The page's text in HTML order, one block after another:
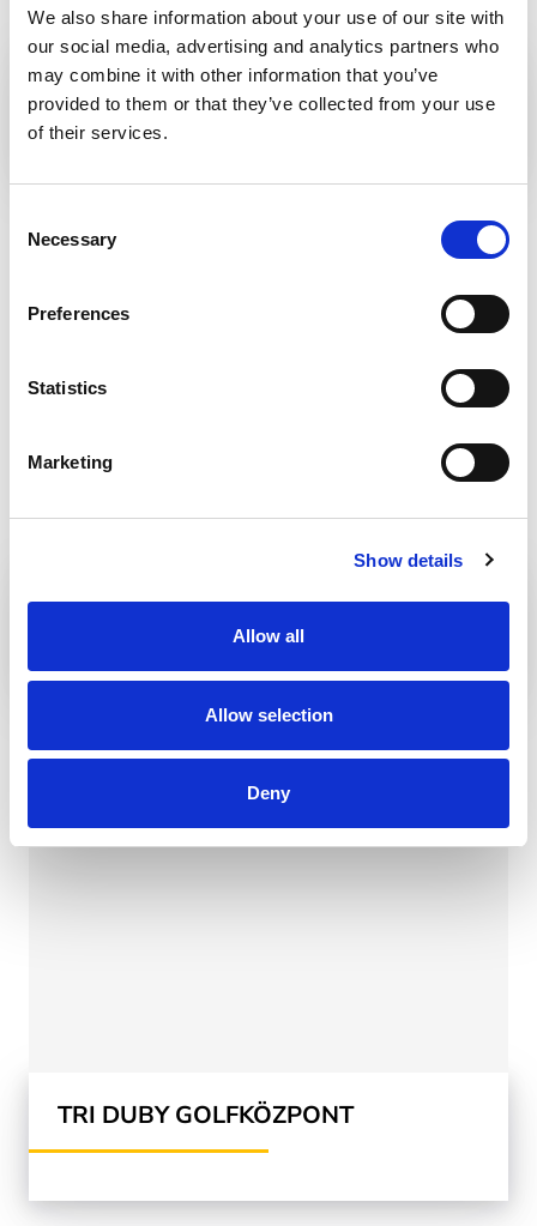
We also share information about your use of our site with
our social media, advertising and analytics partners who
may combine it with other information that you’ve
provided to them or that they’ve collected from your use
of their services.
Selection
Necessary
Preferences
Statistics
Marketing
Show details
Allow all
Allow selection
Deny
A BARBORA-ÚTVONAL
ZVOLEN
PUSTÝ-KASTÉLY
TRI DUBY GOLFKÖZPONT